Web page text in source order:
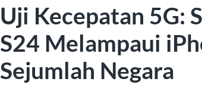
Uji Kecepatan 5G:
S24 Melampaui
Sejumlah Negara